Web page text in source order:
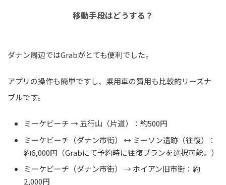
移動手段はどうする？
ダナン周辺ではGrabがとても便利でした。
アプリの操作も簡単ですし、乗用車の費用も比較的リーズナ
ブルです。
ミーケビーチ → 五行山（片道）：約500円
ミーケビーチ（ダナン市街） ↔︎ ミーソン遺跡（往復）：
約6,000円（Grabにて予約時に往復プランを選択可能。）
ミーケビーチ（ダナン市街） → ホイアン旧市街：約
2,000円